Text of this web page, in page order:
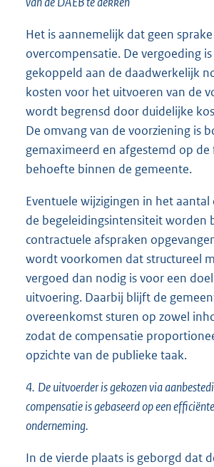
Het is aannemelijk dat geen sprake
overcompensatie. De vergoeding
gekoppeld aan de daadwerkelijk
kosten voor het uitvoeren van de
wordt begrensd door duidelijke
De omvang van de voorziening is
gemaximeerd en afgestemd op de
behoefte binnen de gemeente.
Eventuele wijzigingen in het
de begeleidingsintensiteit worden
contractuele afspraken
wordt voorkomen dat structureel
vergoed dan nodig is voor een
uitvoering. Daarbij blijft de
overeenkomst sturen op zowel
zodat de compensatie
opzichte van de publieke taak.
4. De uitvoerder is gekozen via
compensatie is gebaseerd op een
onderneming.
In de vierde plaats is geborgd dat